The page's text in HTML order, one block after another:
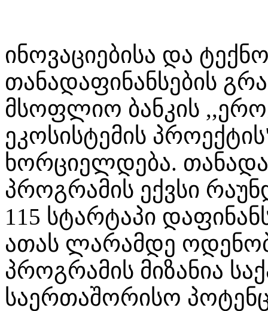
ინოვაციებისა და
თანადაფინანსების
მსოფლიო ბანკის
ეკოსისტემის
ხორციელდება.
პროგრამის ექვსი
115 სტარტაპი
ათას ლარამდე
პროგრამის მიზანია
საერთაშორისო